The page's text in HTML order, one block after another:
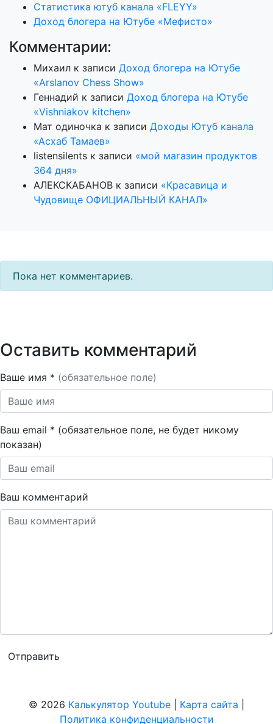
Статистика ютуб канала «FLEYY»
Доход блогера на Ютубе «Мефисто»
Комментарии:
Михаил к записи Доход блогера на Ютубе
«Arslanov Chess Show»
Геннадий к записи Доход блогера на Ютубе
«Vishniakov kitchen»
Мат одиночка к записи Доходы Ютуб канала
«Асхаб Тамаев»
listensilents к записи «мой магазин продуктов
364 дня»
АЛЕКСКАБАНОВ к записи «Красавица и
Чудовище ОФИЦИАЛЬНЫЙ КАНАЛ»
Пока нет комментариев.
Оставить комментарий
Ваше имя * (обязательное поле)
Ваш email * (обязательное поле, не будет никому
показан)
Ваш комментарий
© 2026 Калькулятор Youtube Карта сайта
Политика конфиденциальности